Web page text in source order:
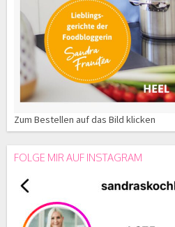
Zum Bestellen auf das Bild klicken
FOLGE MIR AUF INSTAGRAM